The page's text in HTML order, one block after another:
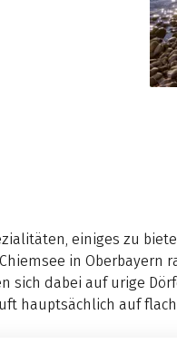
einiges zu
in Oberbayern
sich dabei auf urige
hauptsächlich auf